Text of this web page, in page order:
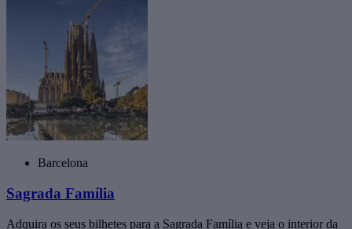
Barcelona
Sagrada Família
Adquira os seus bilhetes para a Sagrada Família e veja o interior da